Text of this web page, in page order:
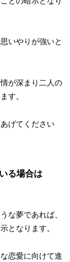
いやりが強いと
が深まり二人の
す。
げてください
る場合は
な夢であれば、
となります。
恋愛に向けて進